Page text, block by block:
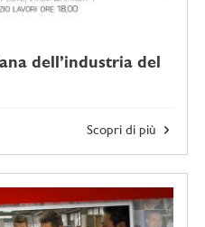
dell’industria del
Scopri di più